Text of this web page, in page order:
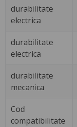
durabilitate
electrica
durabilitate
electrica
durabilitate
mecanica
Cod
compatibilitate